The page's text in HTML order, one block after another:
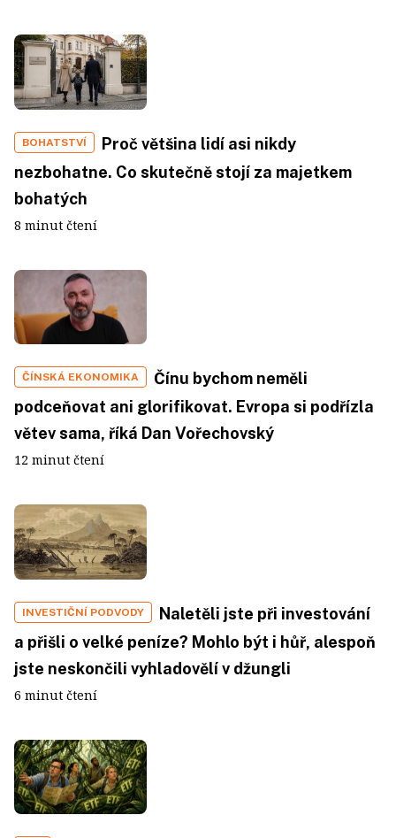
BOHATSTVÍ
Proč většina lidí asi nikdy
nezbohatne. Co skutečně stojí za majetkem
bohatých
8 minut čtení
ČÍNSKÁ EKONOMIKA
Čínu bychom neměli
podceňovat ani glorifikovat. Evropa si podřízla
větev sama, říká Dan Vořechovský
12 minut čtení
INVESTIČNÍ PODVODY
Naletěli jste při investování
a přišli o velké peníze? Mohlo být i hůř, alespoň
jste neskončili vyhladovělí v džungli
6 minut čtení